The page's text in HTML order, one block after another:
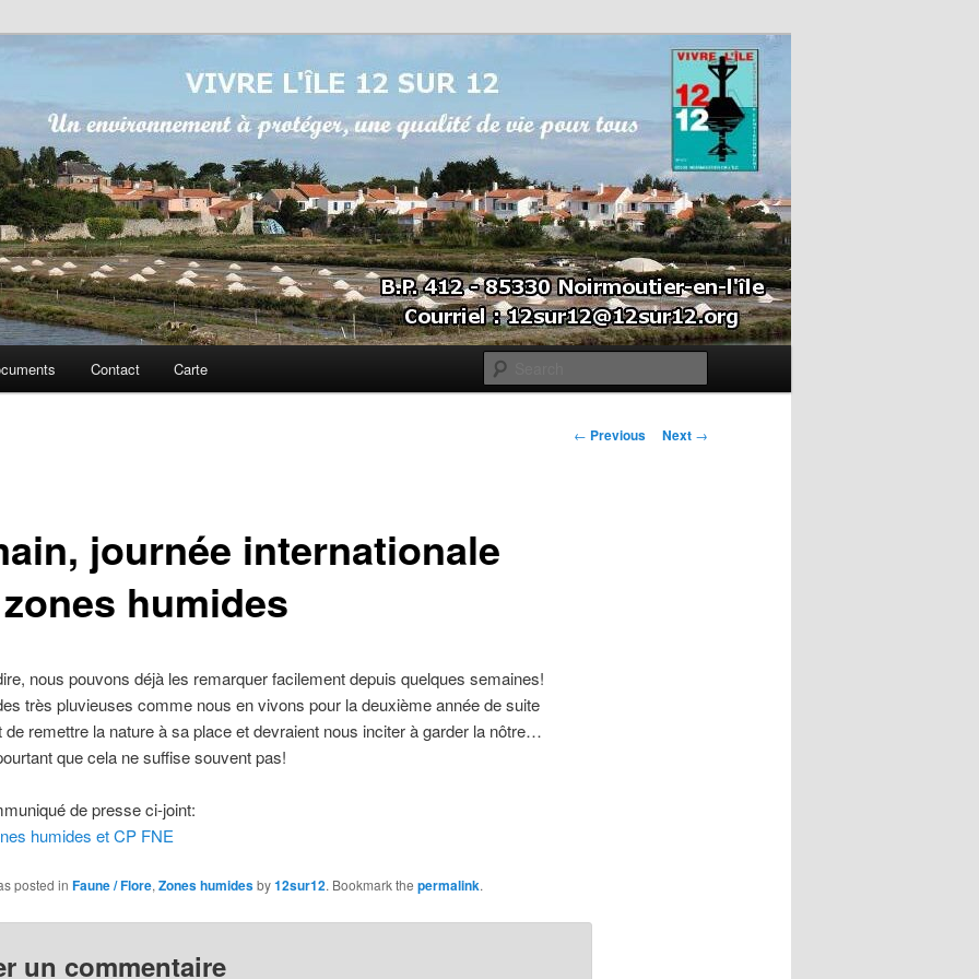
12
Contact Carte
Post navigation
← Previous Next →
journée internationale
humides
nous pouvons déjà les remarquer facilement depuis quelques semaines!
très pluvieuses comme nous en vivons pour la deuxième année de suite
de remettre la nature à sa place et devraient nous inciter à garder la nôtre…
que cela ne suffise souvent pas!
de presse ci-joint:
humides et CP FNE
posted in Faune / Flore,Zones humidesby12sur12. Bookmark the permalink.
un commentaire